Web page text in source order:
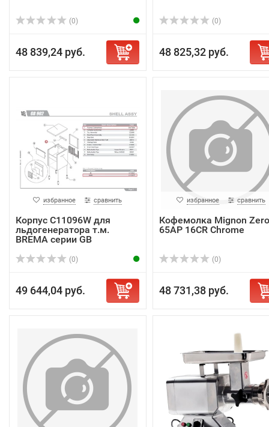
(0)
48 839,24 руб.
(0)
48 825,32 руб.
избранное сравнить
Корпус C11096W для
льдогенератора т.м.
BREMA серии GB
(0)
49 644,04 руб.
избранное сравнить
Кофемолка Mignon Zero
65AP 16CR Chrome
(0)
48 731,38 руб.